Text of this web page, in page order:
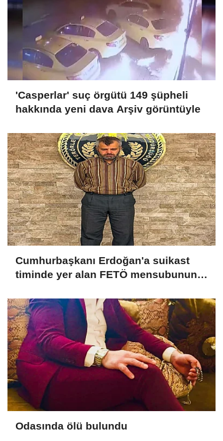
'Casperlar' suç örgütü 149 şüpheli
hakkında yeni dava Arşiv görüntüyle
Cumhurbaşkanı Erdoğan'a suikast
timinde yer alan FETÖ mensubunun
Odasında ölü bulundu